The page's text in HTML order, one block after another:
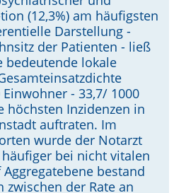
(12,3%) am häufigsten
Darstellung -
der Patienten - ließ
bedeutende lokale
- 33,7/ 1000
höchsten Inzidenzen in
auftraten. Im
wurde der Notarzt
bei nicht vitalen
bestand
zwischen der Rate an